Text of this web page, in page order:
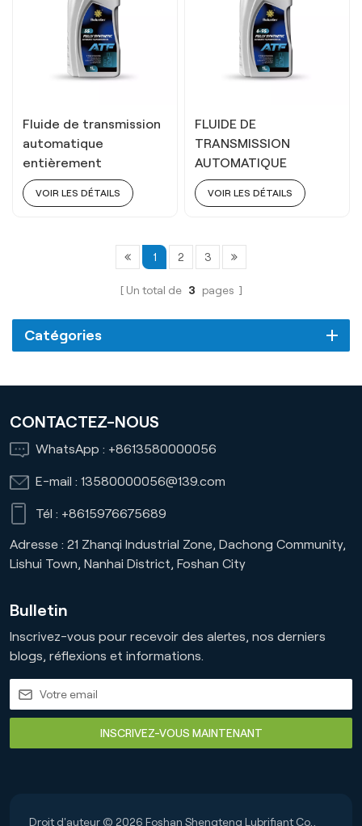
Fluide de transmission
automatique
entièrement
synthétique ATF 5S
VOIR LES DÉTAILS
FLUIDE DE
TRANSMISSION
AUTOMATIQUE
ENTIÈREMENT
SYNTHÉTIQUE ATF 6-
VOIR LES DÉTAILS
1 2 3
Un total de 3 pages
Catégories
CONTACTEZ-NOUS
WhatsApp : +8613580000056
E-mail : 13580000056@139.com
Tél : +8615976675689
Adresse : 21 Zhanqi Industrial Zone, Dachong Community,
Lishui Town, Nanhai District, Foshan City
Bulletin
Inscrivez-vous pour recevoir des alertes, nos derniers
blogs, réflexions et informations.
INSCRIVEZ-VOUS MAINTENANT
Droit d'auteur © 2026 Foshan Shengteng Lubrifiant Co.,